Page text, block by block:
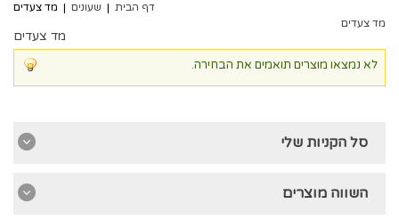
דף הבית | שעונים | מד צעדים
מד צעדים
מד צעדים
לא נמצאו מוצרים תואמים את הבחירה.
סל הקניות שלי
השווה מוצרים